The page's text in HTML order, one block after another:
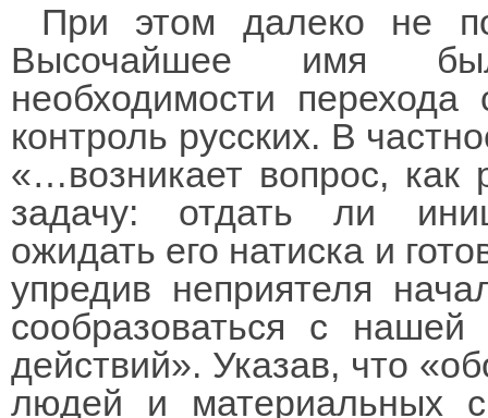
При этом далеко не
Высочайшее имя
необходимости перехода
контроль русских. В
«…возникает вопрос,
задачу: отдать ли
ожидать его натиска и
упредив неприятеля
сообразоваться с
действий». Указав, что
людей и материальных